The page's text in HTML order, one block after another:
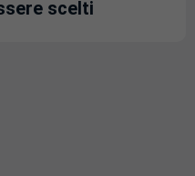
scelti